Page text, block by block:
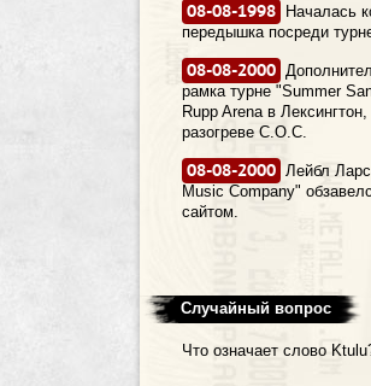
08-08-1998
Началась
передышка посреди
08-08-2000
рамка турне "Summer
Rupp Arena в
разогреве C.O.C.
08-08-2000 Лейбл
Music Company"
сайтом.
Случайный вопрос
Что означает слово